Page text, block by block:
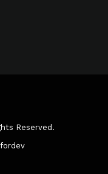
Reserved.